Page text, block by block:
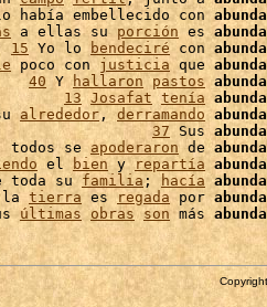
embellecido con
a ellas su porción es
15 Yo lo bendeciré con
poco con justicia que
40 Y hallaron pastos
13 Josafat tenía
alrededor, derramando
37 Sus
se apoderaron de
el bien y repartía
toda su familia; hacía
tierra es regada por
últimas obras son más